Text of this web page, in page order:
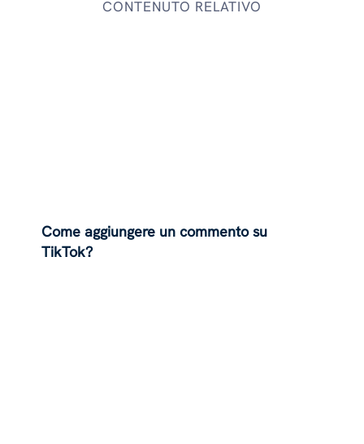
CONTENUTO RELATIVO
Come aggiungere un commento su
TikTok?